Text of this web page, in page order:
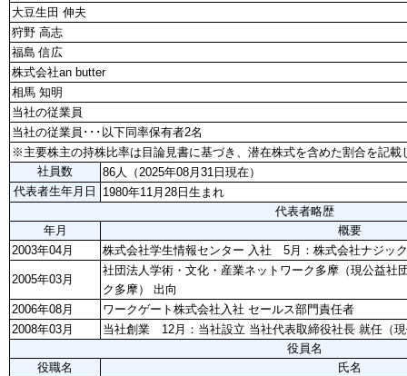
大豆生田 伸夫
狩野 高志
福島 信広
株式会社an butter
相馬 知明
当社の従業員
当社の従業員･･･以下同率保有者2名
※主要株主の持株比率は目論見書に基づき、潜在株式を含めた割合を記載
社員数
86人（2025年08月31日現在）
代表者生年月日
1980年11月28日生まれ
代表者略歴
年月
概要
2003年04月
株式会社学生情報センター 入社 5月：株式会社ナジッ
2005年03月
社団法人学術・文化・産業ネットワーク多摩（現公益社
ク多摩） 出向
2006年08月
ワークゲート株式会社入社 セールス部門責任者
2008年03月
当社創業 12月：当社設立 当社代表取締役社長 就任（
役員名
役職名
氏名